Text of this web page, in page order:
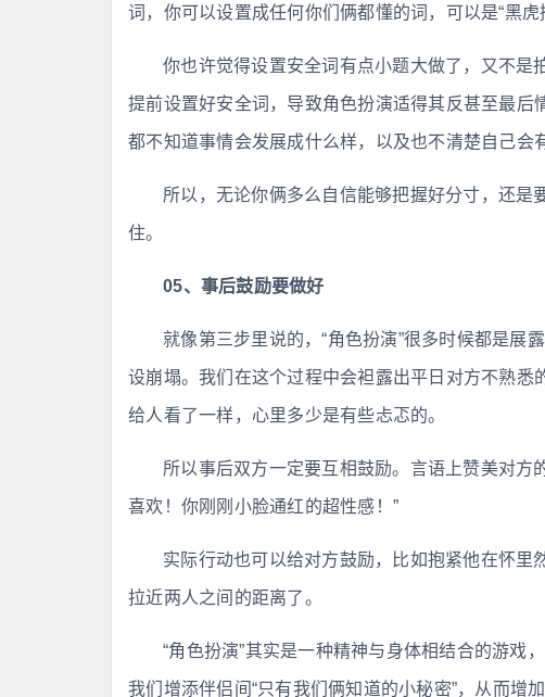
词，你可以设置成任何你们俩都懂的词，可以是“黑虎
你也许觉得设置安全词有点小题大做了，又不
提前设置好安全词，导致角色扮演适得其反甚至最
都不知道事情会发展成什么样，以及也不清楚自己会
所以，无论你俩多么自信能够把握好分寸，还
住。
05、事后鼓励要做好
就像第三步里说的，“角色扮演”很多时候都是展
设崩塌。我们在这个过程中会袒露出平日对方不熟悉
给人看了一样，心里多少是有些忐忑的。
所以事后双方一定要互相鼓励。言语上赞美对方
喜欢！你刚刚小脸通红的超性感！”
实际行动也可以给对方鼓励，比如抱紧他在怀里
拉近两人之间的距离了。
“角色扮演”其实是一种精神与身体相结合的游戏
我们增添伴侣间“只有我们俩知道的小秘密”，从而增